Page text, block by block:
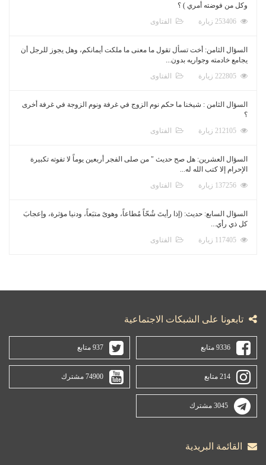
وكل من فوضته أمري ) ؟
الفتاوى
السؤال الثامن: أخت تسأل تقول ما معنى ما ملكت أيمانكم، وهل يجوز للرجل أن
يجامع خادمته وجواريه بدون...
الفتاوى
السؤال الثامن : شيخنا ما حكم نوم الزوج في غرفة ونوم الزوجة في غرفة أخرى
؟
الفتاوى
السؤال العشرين: هل صح حديث " من صلى الفجر أربعين يوماً لا تفوته تكبيرة
الإحرام إلا كتب الله له...
الفتاوى
السؤال السابع: حديث: (إذا رأيتَ شُحّاً مُطاعاً، وهوىً متبَعاً، ودنيا مؤثرة، وإعجابَ
كل ذي رأي...
الفتاوى
تابعونا على الشبكات الاجتماعية
9336 متابع 937 متابع
214 متابع 74900 مشترك
3045 مشترك
القائمة البريدية